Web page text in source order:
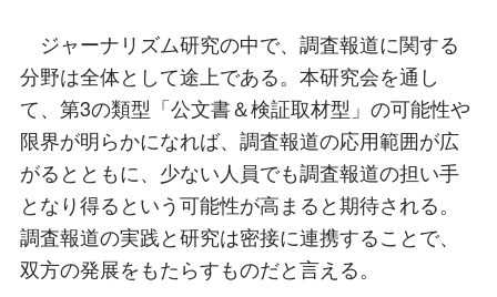
ジャーナリズム研究の中で、調査報道に関する
分野は全体として途上である。本研究会を通し
て、第3の類型「公文書＆検証取材型」の可能性や
限界が明らかになれば、調査報道の応用範囲が広
がるとともに、少ない人員でも調査報道の担い手
となり得るという可能性が高まると期待される。
調査報道の実践と研究は密接に連携することで、
双方の発展をもたらすものだと言える。